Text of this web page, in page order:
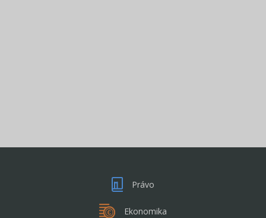
Právo
Ekonomika